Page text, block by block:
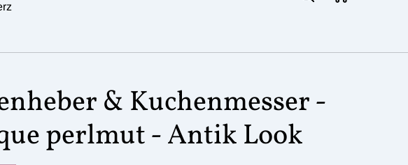
& Kuchenmesser -
perlmut - Antik Look